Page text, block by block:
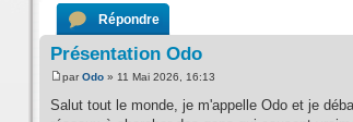
Répondre
Présentation Odo
parOdo » 11 Mai 2026, 16:13
Salut tout le monde, je m'appelle Odo et je